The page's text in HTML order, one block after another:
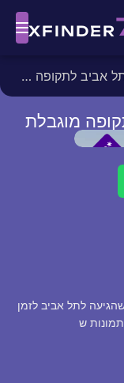
XFINDER
לתקופה מוגבלת
מוגבלת
*
P
*
לתל אביב לזמן
ש